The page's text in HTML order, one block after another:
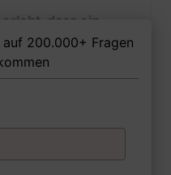
dass ein
Stellenangebot
haben Sie
Audio aufnehmen
200.000+ Fragen